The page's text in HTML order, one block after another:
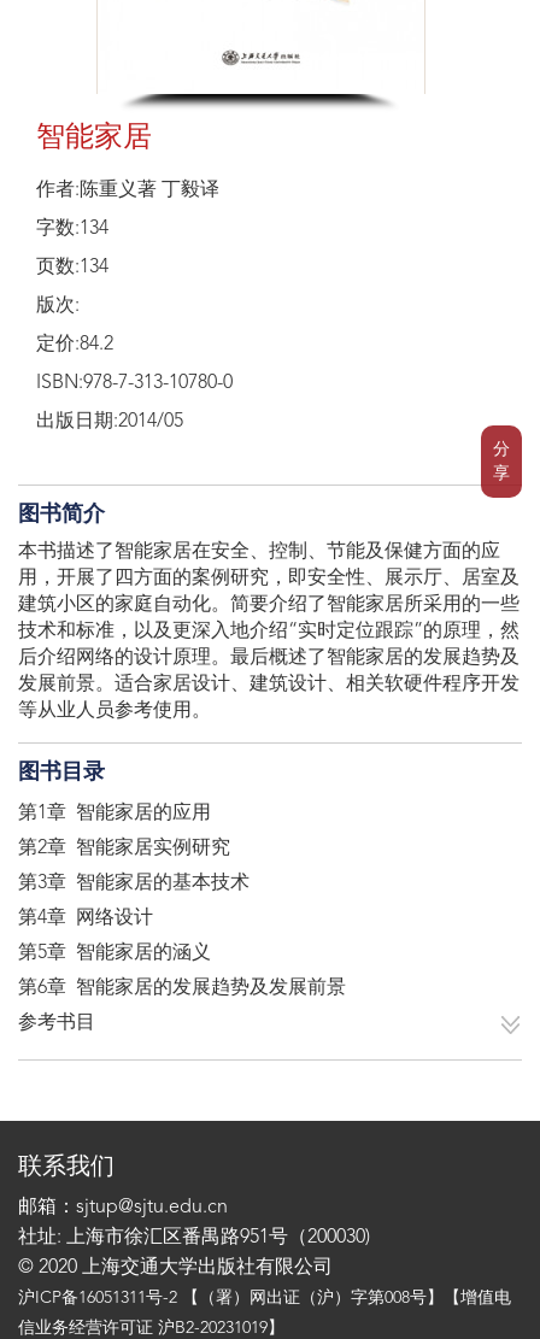
分
享
智能家居
作者:陈重义著 丁毅译
字数:134
页数:134
版次:
定价:84.2
ISBN:978-7-313-10780-0
出版日期:2014/05
图书简介
本书描述了智能家居在安全、控制、节能及保健方面的应
用，开展了四方面的案例研究，即安全性、展示厅、居室及
建筑小区的家庭自动化。简要介绍了智能家居所采用的一些
技术和标准，以及更深入地介绍“实时定位跟踪”的原理，然
后介绍网络的设计原理。最后概述了智能家居的发展趋势及
发展前景。适合家居设计、建筑设计、相关软硬件程序开发
等从业人员参考使用。
图书目录
第1章 智能家居的应用
第2章 智能家居实例研究
第3章 智能家居的基本技术
第4章 网络设计
第5章 智能家居的涵义
第6章 智能家居的发展趋势及发展前景
参考书目
联系我们
邮箱：sjtup@sjtu.edu.cn
社址: 上海市徐汇区番禺路951号（200030)
© 2020 上海交通大学出版社有限公司
沪ICP备16051311号-2 【（署）网出证（沪）字第008号】【增值电
信业务经营许可证 沪B2-20231019】